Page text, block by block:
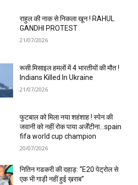
राहुल की नाक से निकला खून ! RAHUL
GANDHI PROTEST
21/07/2026
रूसी मिसाइल हमलों में 4 भारतीयों की मौत !
Indians Killed In Ukraine
21/07/2026
फुटबाल को मिला नया शहंशाह ! स्पेन की
जवानी को नहीं रोक पाया अर्जेंटीना…spain
fifa world cup champion
20/07/2026
नितिन गडकरी की दहाड़: “E20 पेट्रोल से
एक भी गाड़ी नहीं हुई ख़राब”